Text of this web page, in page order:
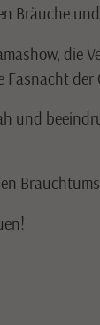
Bräuche
der
und